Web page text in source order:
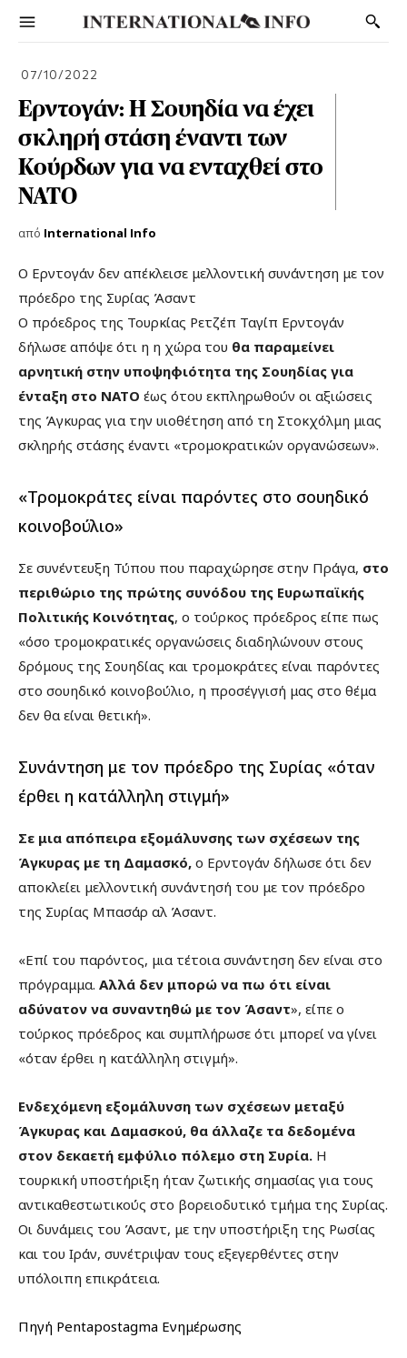
07/10/2022
Ερντογάν: Η Σουηδία να έχει
σκληρή στάση έναντι των
Κούρδων για να ενταχθεί στο
ΝΑΤΟ
από International Info
Ο Ερντογάν δεν απέκλεισε μελλοντική συνάντηση με τον
πρόεδρο της Συρίας Άσαντ
Ο πρόεδρος της Τουρκίας Ρετζέπ Ταγίπ Ερντογάν
δήλωσε απόψε ότι η η χώρα του θα παραμείνει
αρνητική στην υποψηφιότητα της Σουηδίας για
ένταξη στο ΝΑΤΟ έως ότου εκπληρωθούν οι αξιώσεις
της Άγκυρας για την υιοθέτηση από τη Στοκχόλμη μιας
σκληρής στάσης έναντι «τρομοκρατικών οργανώσεων».
«Τρομοκράτες είναι παρόντες στο σουηδικό
κοινοβούλιο»
Σε συνέντευξη Τύπου που παραχώρησε στην Πράγα, στο
περιθώριο της πρώτης συνόδου της Ευρωπαϊκής
Πολιτικής Κοινότητας, ο τούρκος πρόεδρος είπε πως
«όσο τρομοκρατικές οργανώσεις διαδηλώνουν στους
δρόμους της Σουηδίας και τρομοκράτες είναι παρόντες
στο σουηδικό κοινοβούλιο, η προσέγγισή μας στο θέμα
δεν θα είναι θετική».
Συνάντηση με τον πρόεδρο της Συρίας «όταν
έρθει η κατάλληλη στιγμή»
Σε μια απόπειρα εξομάλυνσης των σχέσεων της
Άγκυρας με τη Δαμασκό, ο Ερντογάν δήλωσε ότι δεν
αποκλείει μελλοντική συνάντησή του με τον πρόεδρο
της Συρίας Μπασάρ αλ Άσαντ.
«Επί του παρόντος, μια τέτοια συνάντηση δεν είναι στο
πρόγραμμα. Αλλά δεν μπορώ να πω ότι είναι
αδύνατον να συναντηθώ με τον Άσαντ», είπε ο
τούρκος πρόεδρος και συμπλήρωσε ότι μπορεί να γίνει
«όταν έρθει η κατάλληλη στιγμή».
Ενδεχόμενη εξομάλυνση των σχέσεων μεταξύ
Άγκυρας και Δαμασκού, θα άλλαζε τα δεδομένα
στον δεκαετή εμφύλιο πόλεμο στη Συρία. Η
τουρκική υποστήριξη ήταν ζωτικής σημασίας για τους
αντικαθεστωτικούς στο βορειοδυτικό τμήμα της Συρίας.
Οι δυνάμεις του Άσαντ, με την υποστήριξη της Ρωσίας
και του Ιράν, συνέτριψαν τους εξεγερθέντες στην
υπόλοιπη επικράτεια.
Πηγή Pentapostagma Ενημέρωσης